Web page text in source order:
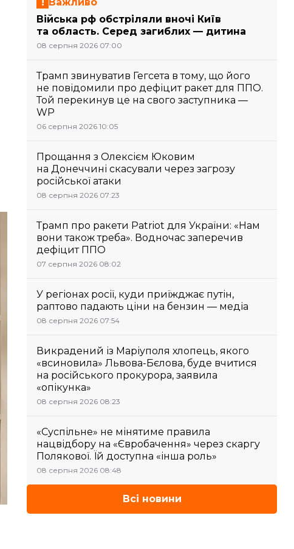
Війська рф обстріляли вночі Київ
та область. Серед загиблих — дитина
08 серпня 2026 07:00
Трамп звинуватив Гегсета в тому, що його
не повідомили про дефіцит ракет для ППО.
Той перекинув це на свого заступника —
WP
06 серпня 2026 10:05
Прощання з Олексієм Юковим
на Донеччині скасували через загрозу
російської атаки
08 серпня 2026 07:23
Трамп про ракети Patriot для України: «Нам
вони також треба». Водночас заперечив
дефіцит ППО
07 серпня 2026 08:02
У регіонах росії, куди приїжджає путін,
раптово падають ціни на бензин — медіа
08 серпня 2026 07:54
Викрадений із Маріуполя хлопець, якого
«всиновила» Львова-Бєлова, буде вчитися
на російського прокурора, заявила
«опікунка»
08 серпня 2026 08:23
«Суспільне» не мінятиме правила
нацвідбору на «Євробачення» через скаргу
Полякової. Їй доступна «інша роль»
08 серпня 2026 08:48
Всі новини